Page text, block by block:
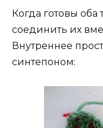
Когда готовы оба
соединить их
Внутреннее
синтепоном: